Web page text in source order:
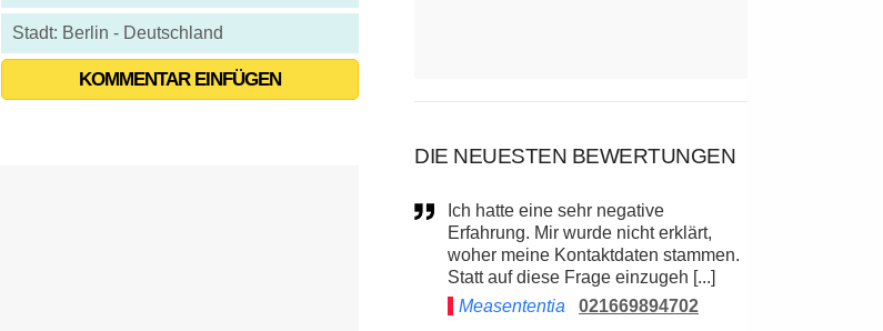
Stadt: Berlin - Deutschland
KOMMENTAR EINFÜGEN
DIE NEUESTEN BEWERTUNGEN
Erfahrung. Mir wurde nicht erklärt,
woher meine Kontaktdaten stammen.
Statt auf diese Frage einzugeh [...]
Measententia
021669894702